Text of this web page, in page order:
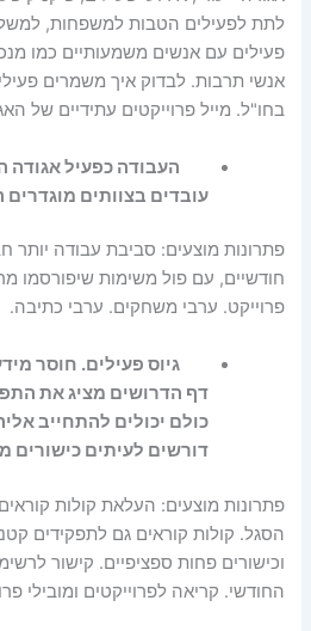
לתת לפעילים הטבות למשפחות,
פעילים עם אנשים משמעותיים כמו
אנשי תרבות. לבדוק איך משמרים
בחו"ל. מייל פרוייקטים עתידיים של
העבודה כפעיל אגודה
עובדים בצוותים
פתרונות מוצעים: סביבת עבודה יותר
חודשיים, עם פול משימות שיפורסמו
פרוייקט. ערבי משחקים. ערבי כתיבה.
גיוס פעילים. חוסר
דף הדרושים מציג את
כולם יכולים להתחייב
דורשים לעיתים כישורים
פתרונות מוצעים: העלאת קולות
הסגל. קולות קוראים גם לתפקידים
וכישורים פחות ספציפיים. קישור
החודשי. קריאה לפרוייקטים ומובילי